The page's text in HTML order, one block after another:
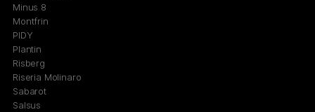
Minus 8
Montfrin
PIDY
Plantin
Risberg
Riseria Molinaro
Sabarot
Salsus